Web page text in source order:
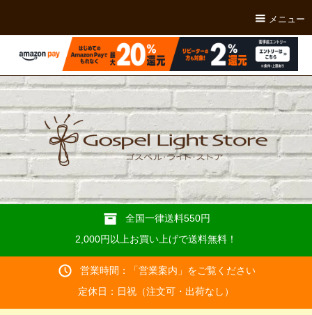
メニュー
全国一律送料550円
2,000円以上お買い上げで送料無料！
営業時間：「営業案内 」をご覧ください
定休日：日祝（注文可・出荷なし）